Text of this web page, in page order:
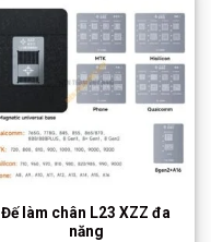
Đế làm chân L23 XZZ đa
năng